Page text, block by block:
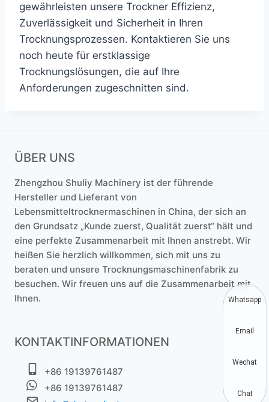
gewährleisten unsere Trockner Effizienz,
Zuverlässigkeit und Sicherheit in Ihren
Trocknungsprozessen. Kontaktieren Sie uns
noch heute für erstklassige
Trocknungslösungen, die auf Ihre
Anforderungen zugeschnitten sind.
ÜBER UNS
Zhengzhou Shuliy Machinery ist der führende
Hersteller und Lieferant von
Lebensmitteltrocknermaschinen in China, der sich an
den Grundsatz „Kunde zuerst, Qualität zuerst“ hält und
eine perfekte Zusammenarbeit mit Ihnen anstrebt. Wir
heißen Sie herzlich willkommen, sich mit uns zu
beraten und unsere Trocknungsmaschinenfabrik zu
besuchen. Wir freuen uns auf die Zusammenarbeit mit
Ihnen.
KONTAKTINFORMATIONEN
+86 19139761487
+86 19139761487
Whatsapp
Email
Wechat
Chat